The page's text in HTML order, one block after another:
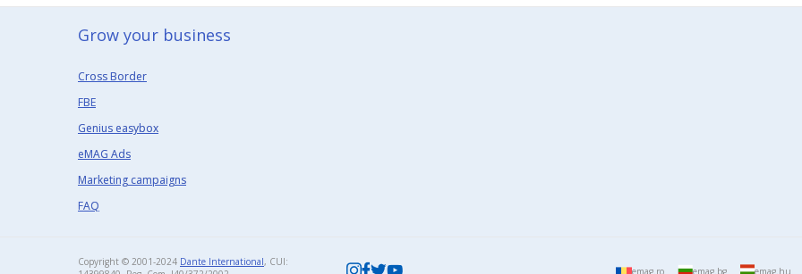
Grow your business​
Cross Border
FBE
Genius easybox
eMAG Ads
Marketing campaigns
FAQ
Copyright © 2001-2024 Dante International, CUI:
emag.ro emag.bg emag.hu